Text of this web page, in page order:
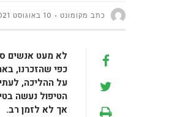
כתב מקומונט 10 באוגוסט 2021
לא מעט אנשים
כפי שהזכרנו,
על ההליכה,
הטיפול נעשה
אך לא לזמן רב.